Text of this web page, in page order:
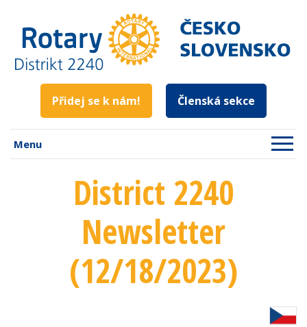
Přidej se k nám! Členská sekce
Menu
District 2240
Newsletter
(12/18/2023)